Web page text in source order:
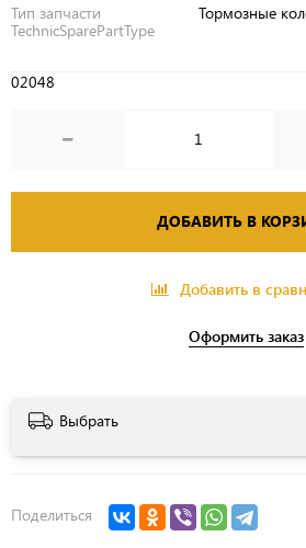
Тип запчасти
TechnicSparePartType
Тормозные
02048
ДОБАВИТЬ В
Добавить в
Оформить заказ
Выбрать
Поделиться